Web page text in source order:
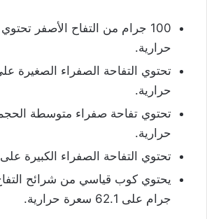
حرارية.
حرارية.
حرارية.
تحتوي التفاحة الصفراء الكبيرة على 123 سعرة حرارية.
جرام على 62.1 سعرة حرارية.